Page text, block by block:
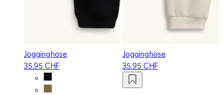
Jogginghose
35.95 CHF
Jogginghose
35.95 CHF